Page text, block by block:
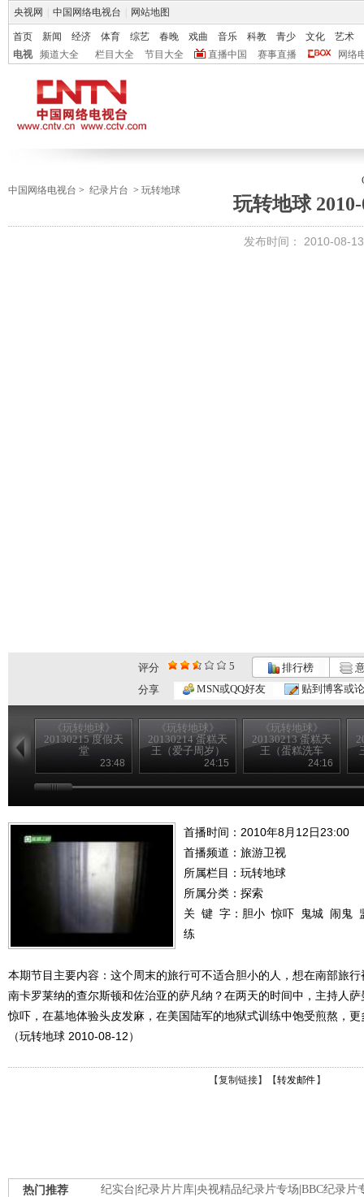
央视网 中国网络电视台 网站地图
首页 新闻 经济 体育 综艺 春晚 戏曲 音乐 科教 青少 文化
艺术
电视
频道大全 栏目大全 节目大全 直播中国 赛事直播 网络
中国网络电视台 > 纪录片台 > 玩转地球
玩转地球
发布时间： 2010-08-
评分 5 排行榜
分享
MSN或QQ好友 贴到博客或
《玩转地球》
20130215 度假天
堂
23:48
《玩转地球》
20130214 蛋糕天
王（爱子周岁）
24:15
《玩转地球》
20130213 蛋糕天
王（蛋糕洗车
24:16
首播时间：2010年8月12日23:00
首播频道： 旅游卫视
所属栏目： 玩转地球
所属分类：探索
关 键 字： 胆小 惊吓 鬼城 闹鬼
练
本期节目主要内容：这个周末的旅行可不适合胆小的人，想在南部旅
南卡罗莱纳的查尔斯顿和佐治亚的萨凡纳？在两天的时间中，主持人
惊吓，在墓地体验头皮发麻，在美国陆军的地狱式训练中饱受煎熬，
（玩转地球 2010-08-12）
【复制链接】【转发邮件 】
纪实台 纪录片片库 央视精品纪录片专场 BBC纪录片
热门推荐